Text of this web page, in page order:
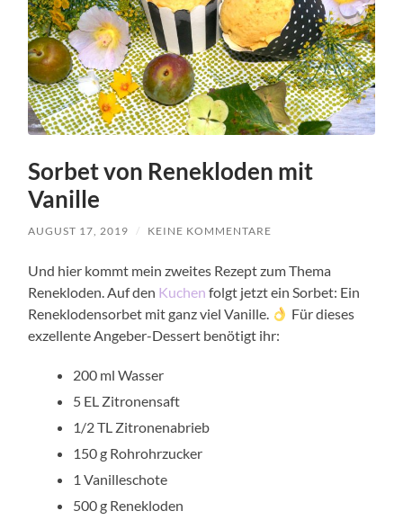
Sorbet von Renekloden mit
Vanille
AUGUST 17, 2019 / KEINE KOMMENTARE
Und hier kommt mein zweites Rezept zum Thema
Renekloden. Auf den Kuchen folgt jetzt ein Sorbet: Ein
Reneklodensorbet mit ganz viel Vanille.
Für dieses
exzellente Angeber-Dessert benötigt ihr:
200 ml Wasser
5 EL Zitronensaft
1/2 TL Zitronenabrieb
150 g Rohrohrzucker
1 Vanilleschote
500 g Renekloden